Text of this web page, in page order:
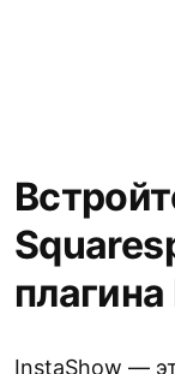
InstaShow —